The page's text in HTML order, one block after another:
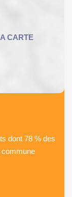
dont 78 % des
commune